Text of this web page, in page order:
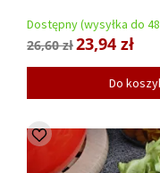
Dostępny (wysyłka do
26,60 zł23,94 zł
Do